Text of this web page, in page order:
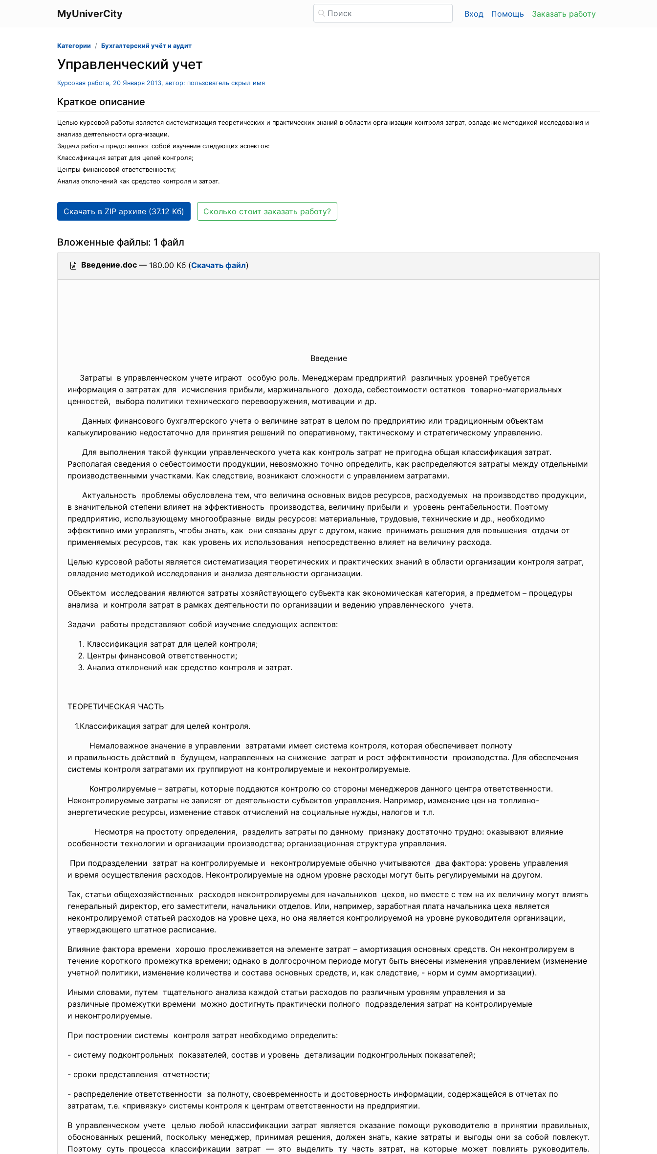
MyUniverCity Вход Помощь Заказать работу
Категории Бухгалтерский учёт и аудит
Управленческий учет
Курсовая работа, 20 Января 2013, автор: пользователь скрыл имя
Краткое описание
Целью курсовой работы является систематизация теоретических и практических знаний в области организации контроля затрат, овладение методикой исследования и
анализа деятельности организации.
Задачи работы представляют собой изучение следующих аспектов:
Классификация затрат для целей контроля;
Центры финансовой ответственности;
Анализ отклонений как средство контроля и затрат.
Скачать в ZIP архиве (37.12 Кб) Сколько стоит заказать работу?
Вложенные файлы: 1 файл
Введение.doc — 180.00 Кб (Скачать файл)
Введение
Затраты в управленческом учете играют особую роль. Менеджерам предприятий различных уровней требуется
информация о затратах для исчисления прибыли, маржинального дохода, себестоимости остатков товарно-материальных
ценностей, выбора политики технического перевооружения, мотивации и др.
Данных финансового бухгалтерского учета о величине затрат в целом по предприятию или традиционным объектам
калькулированию недостаточно для принятия решений по оперативному, тактическому и стратегическому управлению.
Для выполнения такой функции управленческого учета как контроль затрат не пригодна общая классификация затрат.
Располагая сведения о себестоимости продукции, невозможно точно определить, как распределяются затраты между отдельными
производственными участками. Как следствие, возникают сложности с управлением затратами.
Актуальность проблемы обусловлена тем, что величина основных видов ресурсов, расходуемых на производство продукции,
в значительной степени влияет на эффективность производства, величину прибыли и уровень рентабельности. Поэтому
предприятию, использующему многообразные виды ресурсов: материальные, трудовые, технические и др., необходимо
эффективно ими управлять, чтобы знать, как они связаны друг с другом, какие принимать решения для повышения отдачи от
применяемых ресурсов, так как уровень их использования непосредственно влияет на величину расхода.
Целью курсовой работы является систематизация теоретических и практических знаний в области организации контроля затрат,
овладение методикой исследования и анализа деятельности организации.
Объектом исследования являются затраты хозяйствующего субъекта как экономическая категория, а предметом – процедуры
анализа и контроля затрат в рамках деятельности по организации и ведению управленческого учета.
Задачи работы представляют собой изучение следующих аспектов:
Классификация затрат для целей контроля;
Центры финансовой ответственности;
Анализ отклонений как средство контроля и затрат.
ТЕОРЕТИЧЕСКАЯ ЧАСТЬ
1.Классификация затрат для целей контроля.
Немаловажное значение в управлении затратами имеет система контроля, которая обеспечивает полноту
и правильность действий в будущем, направленных на снижение затрат и рост эффективности производства. Для обеспечения
системы контроля затратами их группируют на контролируемые и неконтролируемые.
Контролируемые – затраты, которые поддаются контролю со стороны менеджеров данного центра ответственности.
Неконтролируемые затраты не зависят от деятельности субъектов управления. Например, изменение цен на топливно-
энергетические ресурсы, изменение ставок отчислений на социальные нужды, налогов и т.п.
Несмотря на простоту определения, разделить затраты по данному признаку достаточно трудно: оказывают влияние
особенности технологии и организации производства; организационная структура управления.
При подразделении затрат на контролируемые и неконтролируемые обычно учитываются два фактора: уровень управления
и время осуществления расходов. Неконтролируемые на одном уровне расходы могут быть регулируемыми на другом.
Так, статьи общехозяйственных расходов неконтролируемы для начальников цехов, но вместе с тем на их величину могут влиять
генеральный директор, его заместители, начальники отделов. Или, например, заработная плата начальника цеха является
неконтролируемой статьей расходов на уровне цеха, но она является контролируемой на уровне руководителя организации,
утверждающего штатное расписание.
Влияние фактора времени хорошо прослеживается на элементе затрат – амортизация основных средств. Он неконтролируем в
течение короткого промежутка времени; однако в долгосрочном периоде могут быть внесены изменения управлением (изменение
учетной политики, изменение количества и состава основных средств, и, как следствие, - норм и сумм амортизации).
Иными словами, путем тщательного анализа каждой статьи расходов по различным уровням управления и за
различные промежутки времени можно достигнуть практически полного подразделения затрат на контролируемые
и неконтролируемые.
При построении системы контроля затрат необходимо определить:
- систему подконтрольных показателей, состав и уровень детализации подконтрольных показателей;
- сроки представления отчетности;
- распределение ответственности за полноту, своевременность и достоверность информации, содержащейся в отчетах по
затратам, т.е. «привязку» системы контроля к центрам ответственности на предприятии.
В управленческом учете целью любой классификации затрат является оказание помощи руководителю в принятии правильных,
обоснованных решений, поскольку менеджер, принимая решения, должен знать, какие затраты и выгоды они за собой повлекут.
Поэтому суть процесса классификации затрат — это выделить ту часть затрат, на которые может повлиять руководитель.